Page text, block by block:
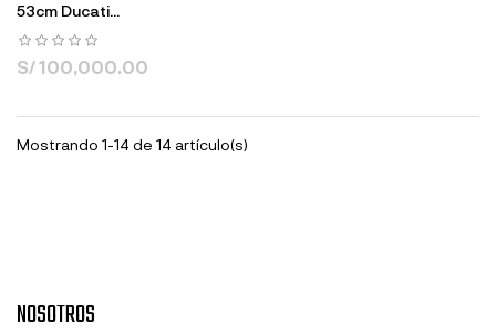
53cm Ducati...
S/ 100,000.00
Mostrando 1-14 de 14 artículo(s)
NOSOTROS